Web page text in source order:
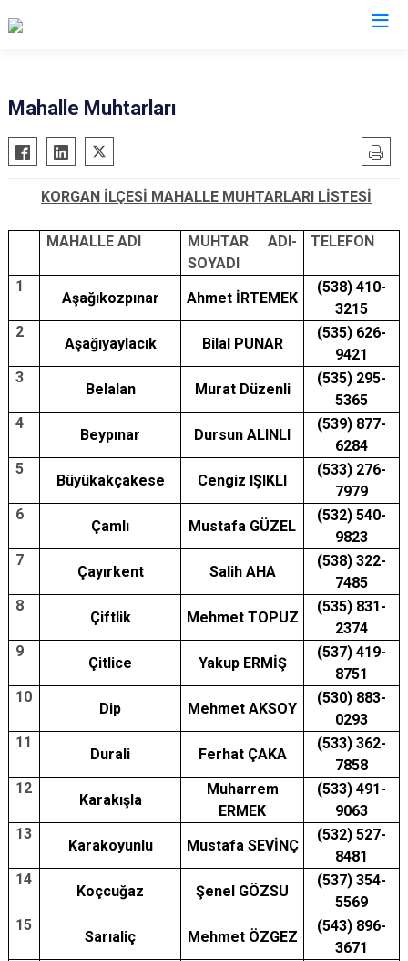
Akkuş
Aybastı
Çamaş
Çatalpınar
Fatsa
Gülyalı
Gürgentepe
Korgan
Kumru
Mesudiye
Perşembe
Ünye
Altınordu
Mahalle Muhtarları
KORGAN İLÇESİ MAHALLE MUHTARLARI LİSTESİ
MAHALLE ADI
MUHTAR ADI-
SOYADI
TELEFON
1
Aşağıkozpınar Ahmet İRTEMEK
(538) 410-
3215
2
Aşağıyaylacık Bilal PUNAR
(535) 626-
9421
3
Belalan Murat Düzenli
(535) 295-
5365
4
Beypınar Dursun ALINLI
(539) 877-
6284
5
Büyükakçakese Cengiz IŞIKLI
(533) 276-
7979
6
Çamlı Mustafa GÜZEL
(532) 540-
9823
7
Çayırkent Salih AHA
(538) 322-
7485
8
Çiftlik Mehmet TOPUZ
(535) 831-
2374
9
Çitlice Yakup ERMİŞ
(537) 419-
8751
10
Dip Mehmet AKSOY
(530) 883-
0293
11
Durali Ferhat ÇAKA
(533) 362-
7858
12
Karakışla
Muharrem
ERMEK
(533) 491-
9063
13
Karakoyunlu Mustafa SEVİNÇ
(532) 527-
8481
14
Koçcuğaz Şenel GÖZSU
(537) 354-
5569
15
Sarıaliç Mehmet ÖZGEZ
(543) 896-
3671